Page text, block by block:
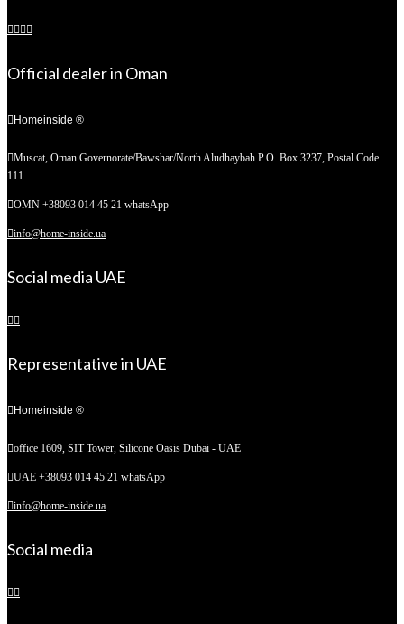
Official dealer in Oman
Homeinside ®
Muscat, Oman Governorate/Bawshar/North Aludhaybah P.O. Box 3237, Postal Code
111
OMN +38093 014 45 21 whatsApp
info@home-inside.ua
Social media UAE
Representative in UAE
Homeinside ®
office 1609, SIT Tower, Silicone Oasis Dubai - UAE
UAE +38093 014 45 21 whatsApp
info@home-inside.ua
Social media